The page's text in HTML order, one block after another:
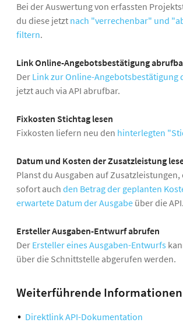
Bei der Auswertung von erfassten
du diese jetzt nach "verrechenbar" und
filtern.
Link Online-Angebotsbestätigung
Der Link zur Online-Angebotsbestätigung
jetzt auch via API abrufbar.
Fixkosten Stichtag lesen
Fixkosten liefern neu den hinterlegten
Datum und Kosten der Zusatzleistung
Planst du Ausgaben auf
sofort auch den Betrag der geplanten
erwartete Datum der Ausgabe über die API.
Ersteller Ausgaben-Entwurf abrufen
Der Ersteller eines Ausgaben-Entwurfs
über die Schnittstelle abgerufen werden.
Weiterführende Informationen
Direktlink API-Dokumentation